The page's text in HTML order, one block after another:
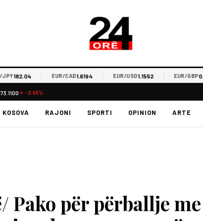
182.04 EUR/CAD1.6194 EUR/USD1.1552 EUR/GBP0.8577
▼ -2.05%
KOSOVA RAJONI SPORTI OPINION ARTE
Pako për përballje me